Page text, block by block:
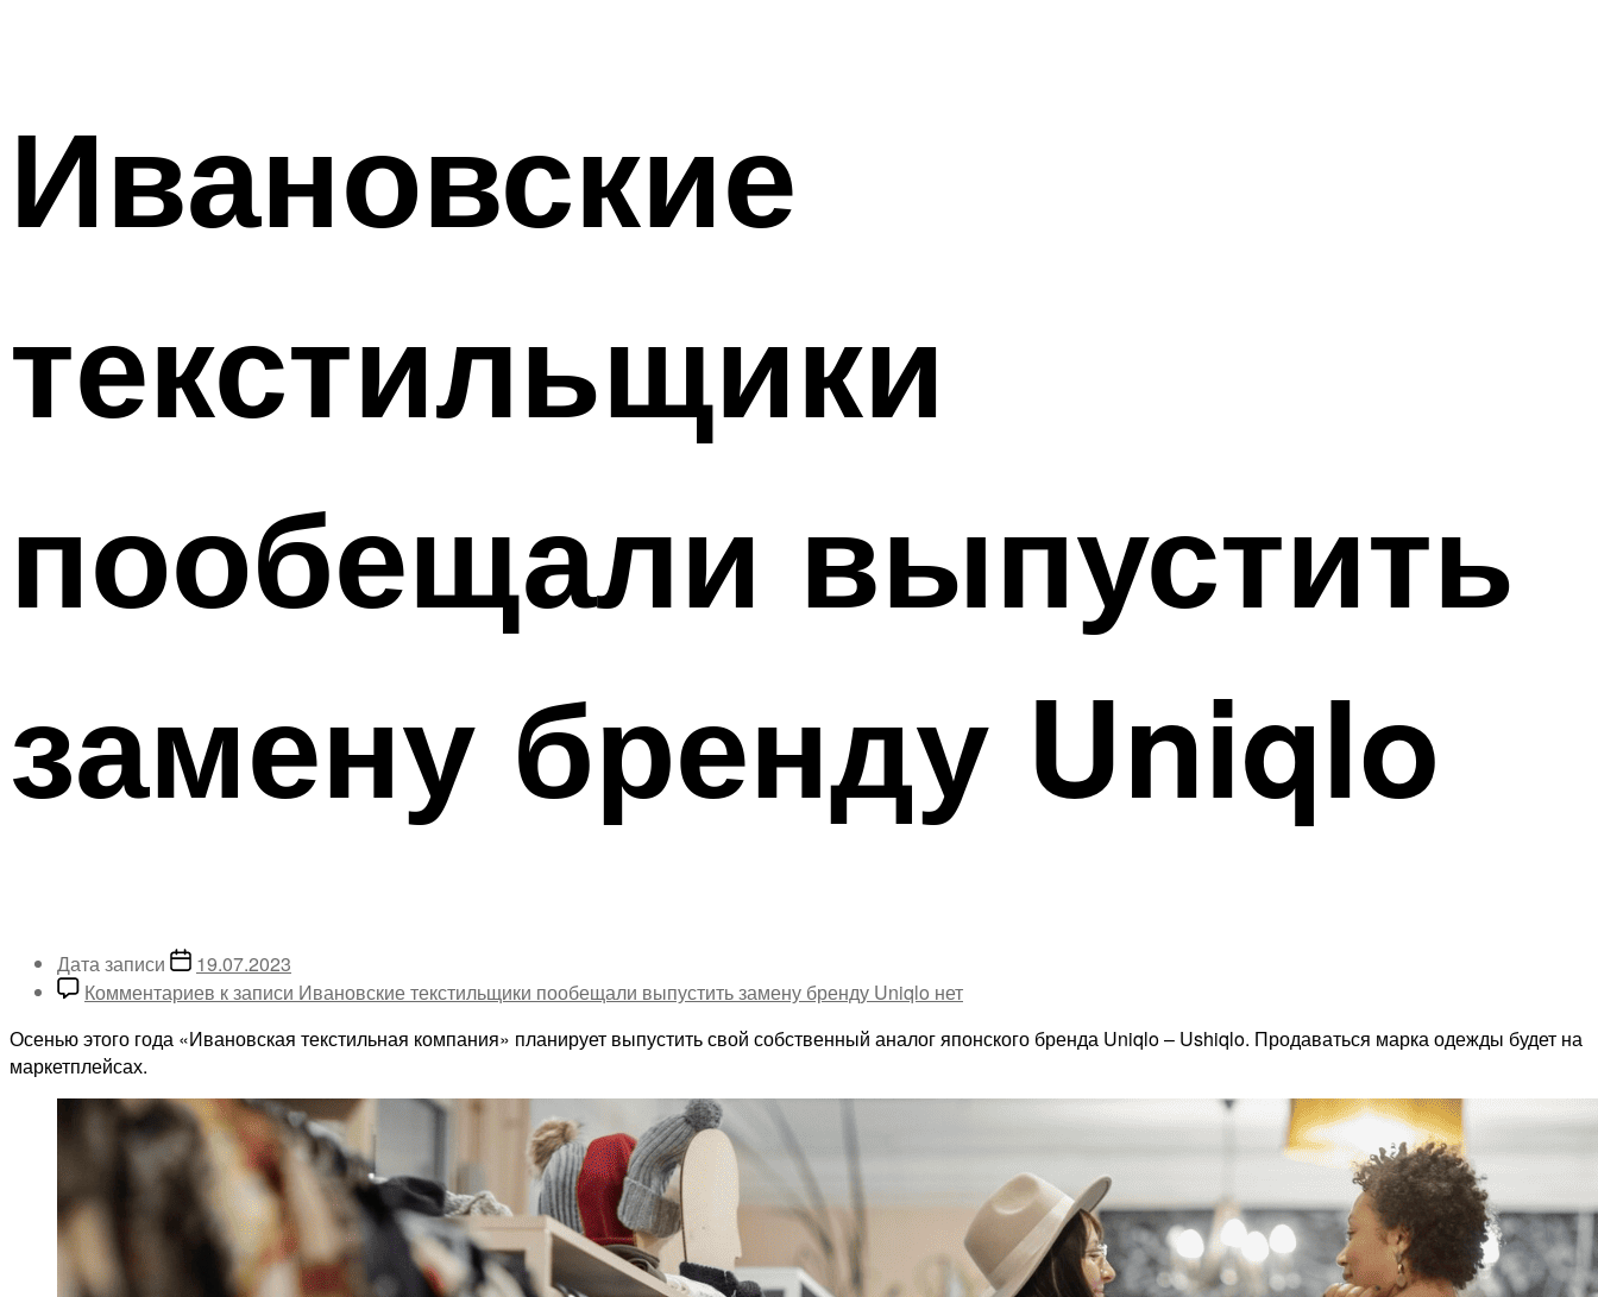
Ивановские
текстильщики
пообещали выпустить
замену бренду Uniqlo
Дата записи
19.07.2023
Комментариев к записи Ивановские текстильщики пообещали выпустить замену бренду Uniqlo нет
Осенью этого года «Ивановская текстильная компания» планирует выпустить свой собственный аналог японского бренда Uniqlo – Ushiqlo. Продаваться марка одежды будет на
маркетплейсах.